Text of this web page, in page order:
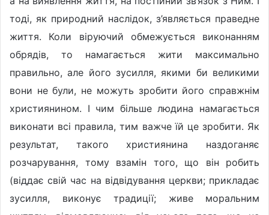
тоді, як природний наслідок, з’являється праведне
життя. Коли віруючий обмежується виконанням
обрядів, то намагається жити максимально
правильно, але його зусилля, якими би великими
вони не були, не можуть зробити його справжнім
християнином. І чим більше людина намагається
виконати всі правила, тим важче їй це зробити. Як
результат, такого християнина наздоганяє
розчарування, тому взамін того, що він робить
(віддає свій час на відвідування церкви; прикладає
зусилля, виконує традиції; живе моральним